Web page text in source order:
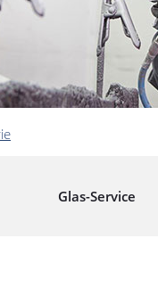
Glas-Service